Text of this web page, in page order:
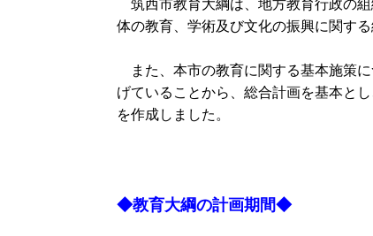
筑西市教育大綱は、地方教育行政の
体の教育、学術及び文化の振興に関す
また、本市の教育に関する基本施策
げていることから、総合計画を基本と
を作成しました。
◆教育大綱の計画期間◆